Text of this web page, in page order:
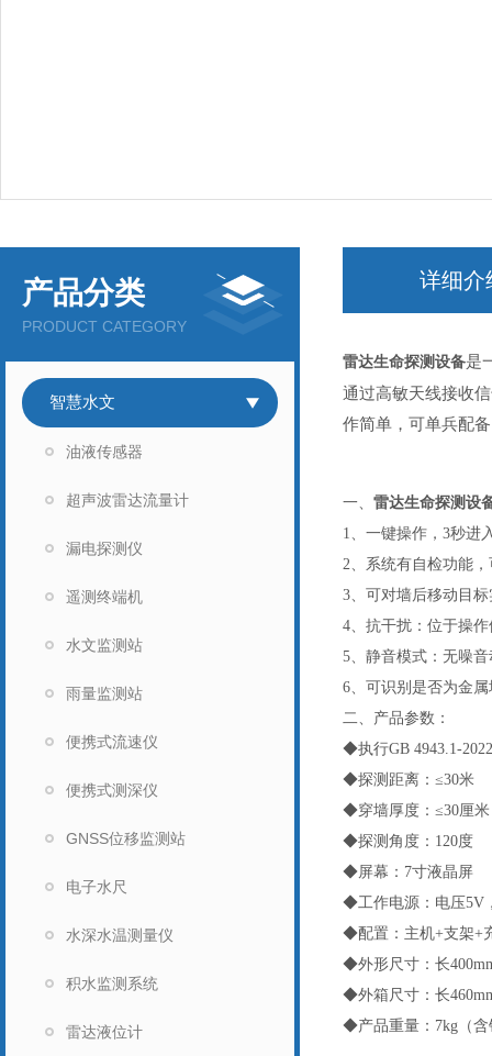
产品分类
PRODUCT CATEGORY
智慧水文
油液传感器
超声波雷达流量计
漏电探测仪
遥测终端机
水文监测站
雨量监测站
便携式流速仪
便携式测深仪
GNSS位移监测站
电子水尺
水深水温测量仪
积水监测系统
雷达液位计
详细介
雷达生命探测设备是
通过高敏天线接收
作简单，可单兵配
一、 雷达生命探测设
1、一键操作，3秒进
2、系统有自检功能
3、可对墙后移动目
4、抗干扰：位于操
5、静音模式：无噪
6、可识别是否为金
二、产品参数：
◆执行GB 4943.1-
◆探测距离：≤30米
◆穿墙厚度：≤30厘
◆探测角度：120度
◆屏幕：7寸液晶屏
◆工作电源：电压5V
◆配置：主机+支架+
◆外形尺寸：长
◆外箱尺寸：长
◆产品重量：7kg（含